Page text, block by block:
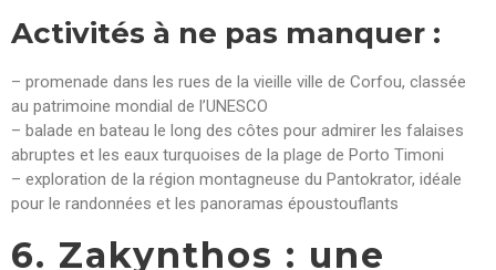
Activités à ne pas manquer :
– promenade dans les rues de la vieille ville de Corfou, classée
au patrimoine mondial de l’UNESCO
– balade en bateau le long des côtes pour admirer les falaises
abruptes et les eaux turquoises de la plage de Porto Timoni
– exploration de la région montagneuse du Pantokrator, idéale
pour le randonnées et les panoramas époustouflants
6. Zakynthos : une